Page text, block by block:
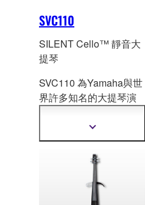
SVC110
SILENT Cello™ 靜音大
提琴
SVC110 為Yamaha與世
界許多知名的大提琴演
成。溫暖細膩的音色與
絕佳的演奏性一定讓您
顯
示
多
資
訊